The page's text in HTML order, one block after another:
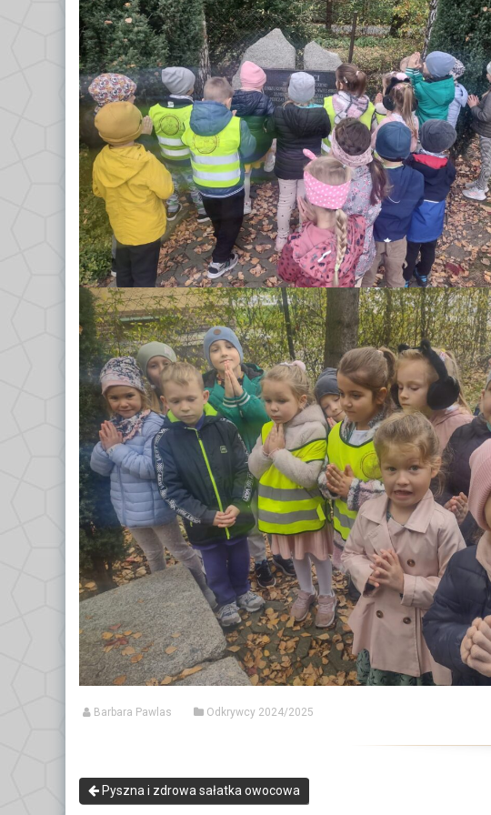
Dokumenty/Procedury
Religia
Logopeda
Pedagog
GRUPA VII – TROPICIELE
GRUPA VIII – PSZCZÓŁKI
Barbara Pawlas Odkrywcy 2024/2025
Pyszna i zdrowa sałatka owocowa